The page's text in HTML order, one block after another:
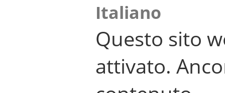
Italiano
Questo sito
attivato.